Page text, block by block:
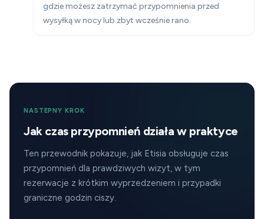
gdzie możesz zatrzymać przypomnienia przed
wysyłką w nocy lub zbyt wcześnie rano.
NASTEPNY KROK
Jak czas przypomnień działa w praktyce
Ten przewodnik pokazuje, jak Etisia obsługuje czas
przypomnień dla prawdziwych wizyt, w tym
rezerwacje z krótkim wyprzedzeniem i przypadki
graniczne godzin ciszy.